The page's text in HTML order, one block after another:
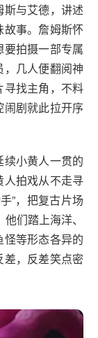
与艾德，讲述
事。詹姆斯怀
拍摄一部专属
几人便翻阅神
找主角，不料
闹剧就此拉开序
小黄人一贯的
拍戏从不走寻
”，把复古片场
们踏上海洋、
等形态各异的
，反差笑点密